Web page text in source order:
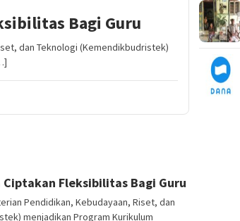
Bagi Guru
dan Teknologi (Kemendikbudristek)
Fleksibilitas Bagi Guru
Pendidikan, Kebudayaan, Riset, dan
menjadikan Program Kurikulum